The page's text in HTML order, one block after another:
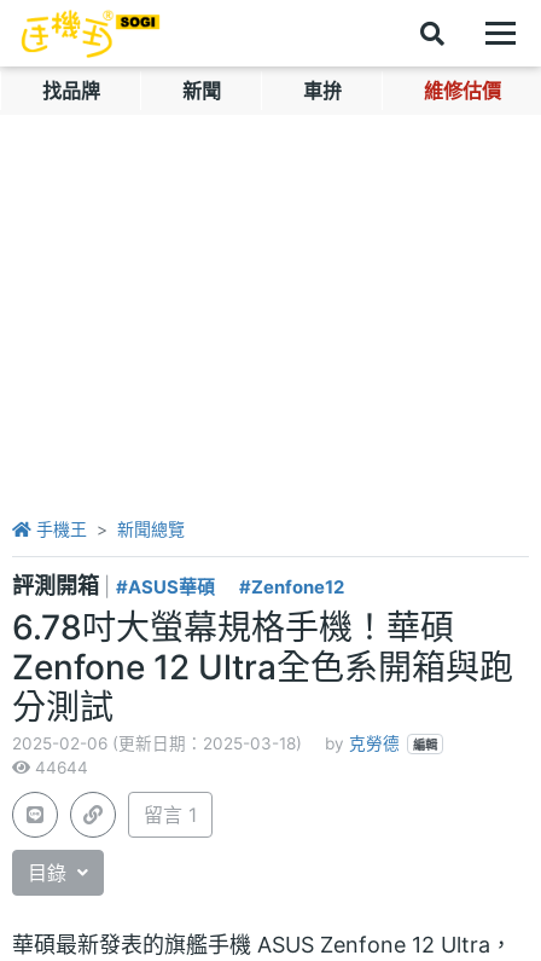
找品牌 新聞 車拚 維修估價
手機王 新聞總覽
評測開箱 #ASUS華碩 #Zenfone12
6.78吋大螢幕規格手機！華碩
Zenfone 12 Ultra全色系開箱與跑
分測試
2025-02-06 (更新日期：2025-03-18) by 克勞德 編輯
44644
留言 1
目錄
華碩最新發表的旗艦手機 ASUS Zenfone 12 Ultra，